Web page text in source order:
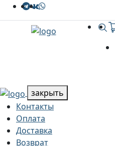
закрыть
Контакты
Оплата
Доставка
Возврат